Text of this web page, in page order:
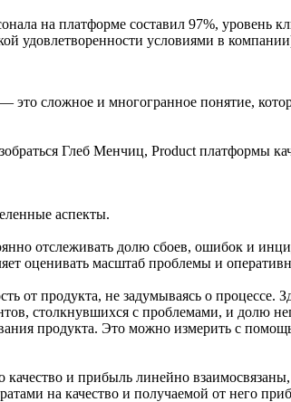
на платформе составил 97%, уровень
удовлетворенности условиями в
сложное и многогранное понятие,
Глеб Менчиц, Product платформы
аспекты.
отслеживать долю сбоев, ошибок и
оценивать масштаб проблемы и
продукта, не задумываясь о процессе.
столкнувшихся с проблемами, и долю
продукта. Это можно измерить с
и прибыль линейно
на качество и получаемой от него